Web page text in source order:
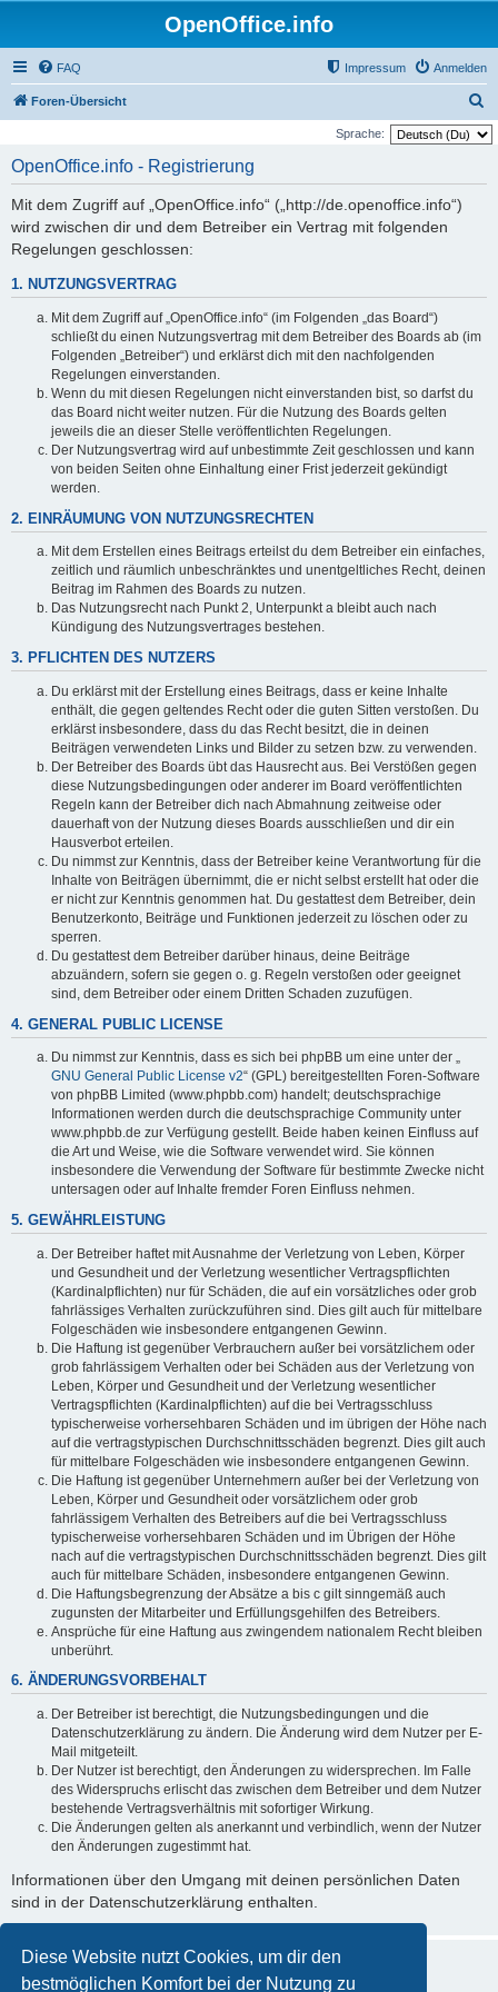
Diese Website nutzt Cookies, um dir den
bestmöglichen Komfort bei der Nutzung zu
OpenOffice.info
FAQ Anmelden
Impressum
Foren-Übersicht
u
Sprache:
OpenOffice.info - Registrierung
Mit dem Zugriff auf „OpenOffice.info“ („http://de.openoffice.info“)
wird zwischen dir und dem Betreiber ein Vertrag mit folgenden
Regelungen geschlossen:
1. NUTZUNGSVERTRAG
Mit dem Zugriff auf „OpenOffice.info“ (im Folgenden „das Board“)
schließt du einen Nutzungsvertrag mit dem Betreiber des Boards ab (im
Folgenden „Betreiber“) und erklärst dich mit den nachfolgenden
Regelungen einverstanden.
Wenn du mit diesen Regelungen nicht einverstanden bist, so darfst du
das Board nicht weiter nutzen. Für die Nutzung des Boards gelten
jeweils die an dieser Stelle veröffentlichten Regelungen.
Der Nutzungsvertrag wird auf unbestimmte Zeit geschlossen und kann
von beiden Seiten ohne Einhaltung einer Frist jederzeit gekündigt
werden.
2. EINRÄUMUNG VON NUTZUNGSRECHTEN
Mit dem Erstellen eines Beitrags erteilst du dem Betreiber ein einfaches,
zeitlich und räumlich unbeschränktes und unentgeltliches Recht, deinen
Beitrag im Rahmen des Boards zu nutzen.
Das Nutzungsrecht nach Punkt 2, Unterpunkt a bleibt auch nach
Kündigung des Nutzungsvertrages bestehen.
3. PFLICHTEN DES NUTZERS
Du erklärst mit der Erstellung eines Beitrags, dass er keine Inhalte
enthält, die gegen geltendes Recht oder die guten Sitten verstoßen. Du
erklärst insbesondere, dass du das Recht besitzt, die in deinen
Beiträgen verwendeten Links und Bilder zu setzen bzw. zu verwenden.
Der Betreiber des Boards übt das Hausrecht aus. Bei Verstößen gegen
diese Nutzungsbedingungen oder anderer im Board veröffentlichten
Regeln kann der Betreiber dich nach Abmahnung zeitweise oder
dauerhaft von der Nutzung dieses Boards ausschließen und dir ein
Hausverbot erteilen.
Du nimmst zur Kenntnis, dass der Betreiber keine Verantwortung für die
Inhalte von Beiträgen übernimmt, die er nicht selbst erstellt hat oder die
er nicht zur Kenntnis genommen hat. Du gestattest dem Betreiber, dein
Benutzerkonto, Beiträge und Funktionen jederzeit zu löschen oder zu
sperren.
Du gestattest dem Betreiber darüber hinaus, deine Beiträge
abzuändern, sofern sie gegen o. g. Regeln verstoßen oder geeignet
sind, dem Betreiber oder einem Dritten Schaden zuzufügen.
4. GENERAL PUBLIC LICENSE
Du nimmst zur Kenntnis, dass es sich bei phpBB um eine unter der „
GNU General Public License v2“ (GPL) bereitgestellten Foren-Software
von phpBB Limited (www.phpbb.com) handelt; deutschsprachige
Informationen werden durch die deutschsprachige Community unter
www.phpbb.de zur Verfügung gestellt. Beide haben keinen Einfluss auf
die Art und Weise, wie die Software verwendet wird. Sie können
insbesondere die Verwendung der Software für bestimmte Zwecke nicht
untersagen oder auf Inhalte fremder Foren Einfluss nehmen.
5. GEWÄHRLEISTUNG
Der Betreiber haftet mit Ausnahme der Verletzung von Leben, Körper
und Gesundheit und der Verletzung wesentlicher Vertragspflichten
(Kardinalpflichten) nur für Schäden, die auf ein vorsätzliches oder grob
fahrlässiges Verhalten zurückzuführen sind. Dies gilt auch für mittelbare
Folgeschäden wie insbesondere entgangenen Gewinn.
Die Haftung ist gegenüber Verbrauchern außer bei vorsätzlichem oder
grob fahrlässigem Verhalten oder bei Schäden aus der Verletzung von
Leben, Körper und Gesundheit und der Verletzung wesentlicher
Vertragspflichten (Kardinalpflichten) auf die bei Vertragsschluss
typischerweise vorhersehbaren Schäden und im übrigen der Höhe nach
auf die vertragstypischen Durchschnittsschäden begrenzt. Dies gilt auch
für mittelbare Folgeschäden wie insbesondere entgangenen Gewinn.
Die Haftung ist gegenüber Unternehmern außer bei der Verletzung von
Leben, Körper und Gesundheit oder vorsätzlichem oder grob
fahrlässigem Verhalten des Betreibers auf die bei Vertragsschluss
typischerweise vorhersehbaren Schäden und im Übrigen der Höhe
nach auf die vertragstypischen Durchschnittsschäden begrenzt. Dies gilt
auch für mittelbare Schäden, insbesondere entgangenen Gewinn.
Die Haftungsbegrenzung der Absätze a bis c gilt sinngemäß auch
zugunsten der Mitarbeiter und Erfüllungsgehilfen des Betreibers.
Ansprüche für eine Haftung aus zwingendem nationalem Recht bleiben
unberührt.
6. ÄNDERUNGSVORBEHALT
Der Betreiber ist berechtigt, die Nutzungsbedingungen und die
Datenschutzerklärung zu ändern. Die Änderung wird dem Nutzer per E-
Mail mitgeteilt.
Der Nutzer ist berechtigt, den Änderungen zu widersprechen. Im Falle
des Widerspruchs erlischt das zwischen dem Betreiber und dem Nutzer
bestehende Vertragsverhältnis mit sofortiger Wirkung.
Die Änderungen gelten als anerkannt und verbindlich, wenn der Nutzer
den Änderungen zugestimmt hat.
Informationen über den Umgang mit deinen persönlichen Daten
sind in der Datenschutzerklärung enthalten.